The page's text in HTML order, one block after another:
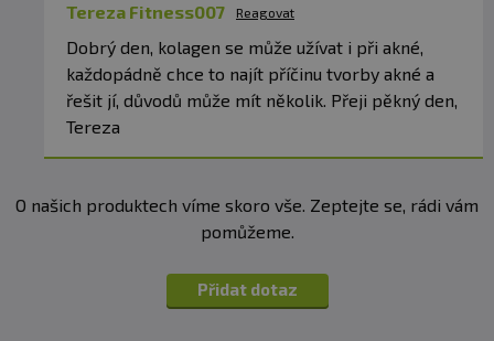
Tereza Fitness007 Reagovat
Dobrý den, kolagen se může užívat i při akné,
každopádně chce to najít příčinu tvorby akné a
řešit jí, důvodů může mít několik. Přeji pěkný den,
Tereza
O našich produktech víme skoro vše. Zeptejte se, rádi vám
pomůžeme.
Přidat dotaz